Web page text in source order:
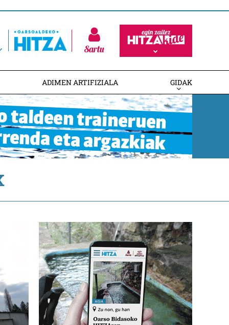
Sartu
ADIMEN ARTIFIZIALA GIDAK